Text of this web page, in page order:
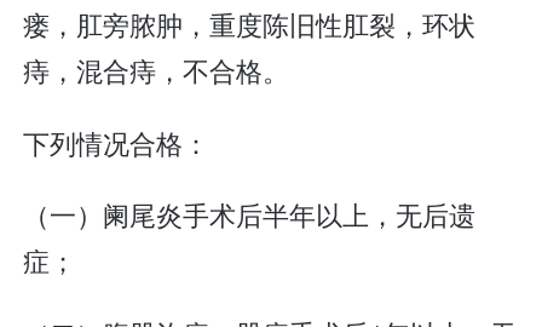
瘘，肛旁脓肿，重度陈旧性肛裂，环状
痔，混合痔，不合格。
下列情况合格：
（一）阑尾炎手术后半年以上，无后遗
症；